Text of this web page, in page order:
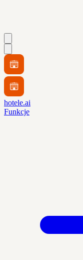
hotele.ai
Funkcje